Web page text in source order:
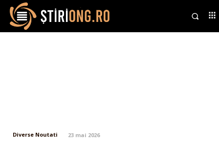
Diverse Noutati 23 mai 2026